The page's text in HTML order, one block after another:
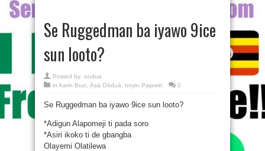
Se Ruggedman ba iyawo 9ice
sun looto?
Posted by: oodua
in Aarin Buzi Àṣà Oòduà Iroyin Pajawiri 0
Se Ruggedman ba iyawo 9ice sun looto?
*Adigun Alapomeji ti pada soro
*Asiri ikoko ti de gbangba
Olayemi Olatilewa